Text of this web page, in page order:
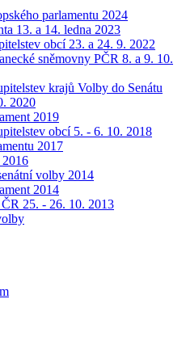
parlamentu 2024
13. a 14. ledna 2023
obcí 23. a 24. 9. 2022
sněmovny PČR 8. a 9. 10.
krajů Volby do Senátu
2020
2019
obcí 5. - 6. 10. 2018
2017
volby 2014
2014
25. - 26. 10. 2013